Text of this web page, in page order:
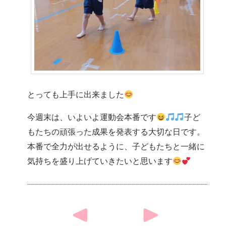
とっても上手に出来ました
今週末は、いよいよ運動会本番です
子ど
もたちの頑張った成果を発表する大切な日です。
本番で全力が出せるように、子どもたちと一緒に
気持ちを盛り上げていきたいと思います
navigation